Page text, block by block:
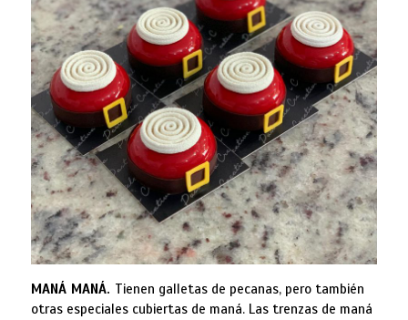
MANÁ MANÁ. Tienen galletas de pecanas, pero también
otras especiales cubiertas de maná. Las trenzas de maná